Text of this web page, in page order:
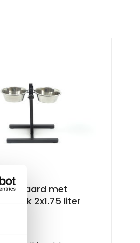
met
voer/drinkbak 2x1.75 liter